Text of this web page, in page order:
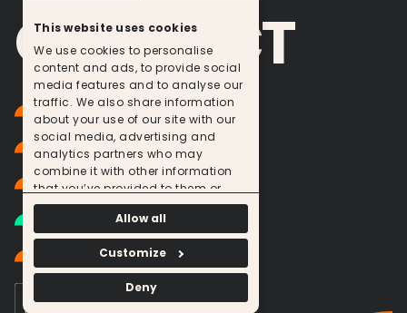
This website uses cookies
We use cookies to personalise
content and ads, to provide social
media features and to analyse our
traffic. We also share information
about your use of our site with our
social media, advertising and
analytics partners who may
combine it with other information
that you’ve provided to them or
that they’ve collected from your use
of their services.Allow all
Customize
Deny
CONTACT
LINKEDIN
INSTAGRAM
FACEBOOK
UNISCITI AL TEAM